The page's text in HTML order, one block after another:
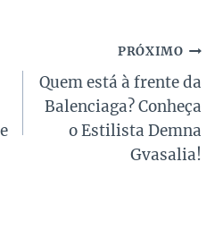
PRÓXIMO
Quem está à frente da
Balenciaga? Conheça
o Estilista Demna
Gvasalia!